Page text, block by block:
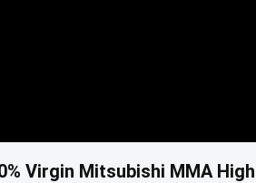
Virgin Mitsubishi MMA